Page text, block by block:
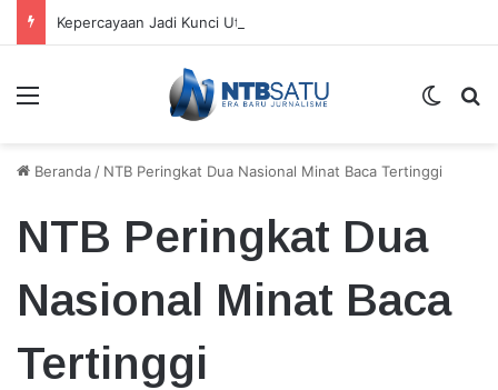
Menu
Beranda / NTB Peringkat Dua Nasional Minat Baca Tertinggi
NTB Peringkat Dua
Nasional Minat Baca
Tertinggi